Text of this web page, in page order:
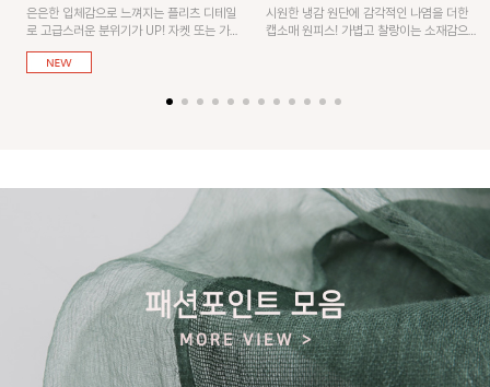
은은한 입체감으로 느껴지는 플리츠 디테일
로 고급스러운 분위기가 UP! 자켓 또는 가디
건과 같이 매치해도 잘 어울린답니다!
시원한 냉감 원단에 감각적인 나염을 더한
캡소매 원피스! 가볍고 찰랑이는 소재감으로